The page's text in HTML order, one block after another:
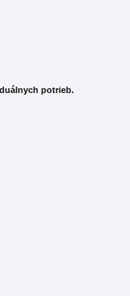
potrieb.